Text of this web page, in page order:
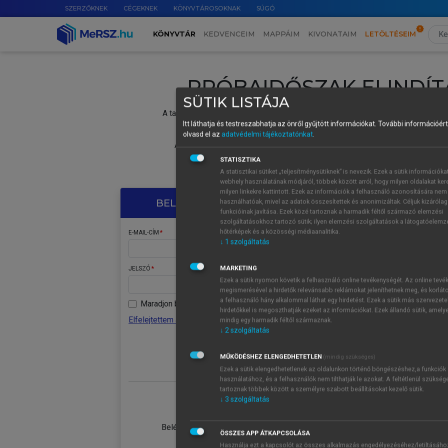
SZERZŐKNEK CÉGEKNEK KÖNYVTÁROSOKNAK SÚGÓ
KÖNYVTÁR KEDVENCEIM MAPPÁIM KIVONATAIM LETÖLTÉSEIM
PRÓBAIDŐSZAK
A tartalom megtekintéséhez lépj be a saját fiókoddal, iskolai azonosítóddal vagy
Új felhasználóként1 óra díjmentes hozzáférésrevagy
A próbaidőszak elindításához,
vagy hozz
A regisztráció után a
BELÉPÉS SAJÁT FIÓKKAL
E-MAIL-CÍM
JELSZÓ
Maradjon belépve
Elfelejtettem a jelszavamat
Belépés intézményi azonosítóval
ÚJ FIÓK
1 óra
JELSZÓ
Kérek értesítést a MeRSZ
Kérek értesítést az
SÜTIK LISTÁJA
Itt láthatja és testreszabhatja az önről gyűjtött információkat. További
olvasd el az adatvédelmi tájékoztatónkat.
STATISZTIKA
A statisztikai sütiket „teljesítménysütiknek” is nevezik. Ezek a sütik
webhely használatának módjáról, többek között arról, hogy milyen oldalakat
milyen linkekre kattintott. Ezek az információk a felhasználó azonosítására nem
használhatóak, mivel az adatok összesítettek és anonimizáltak. Céljuk
funkcióinak javítása. Ezek közé tartoznak a harmadik féltől származó elemzési
szolgáltatásokhoz tartozó sütik; ilyen elemzési szolgáltatások a
hőtérképek és a közösségi médiaanalitika.
↓ 1 szolgáltatás
MARKETING
Ezek a sütik nyomon követik a felhasználó online tevékenységét. Az online
megismerésével a hirdetők relevánsabb reklámokat jeleníthetnek meg, és
a felhasználó hány alkalommal láthat egy hirdetést. Ezek a sütik más
hirdetőkkel is megoszthatják ezeket az információkat. Ezek állandó sütik,
mindig egy harmadik féltől származnak.
↓ 2szolgáltatás
MŰKÖDÉSHEZ ELENGEDHETETLEN (mindig szükséges)
Ezek a sütik elengedhetetlenek az oldalunkon történő böngészéshez,a funkciók
használatához, és a felhasználók nem tilthatják le azokat. A feltétlenül
tartoznak többek között a személyre szabott beállításokat kezelő sütik.
↓ 3 szolgáltatás
ÖSSZES APP ÁTKAPCSOLÁSA
Használja ezt a kapcsolót az összes alkalmazás engedélyezéséhez/